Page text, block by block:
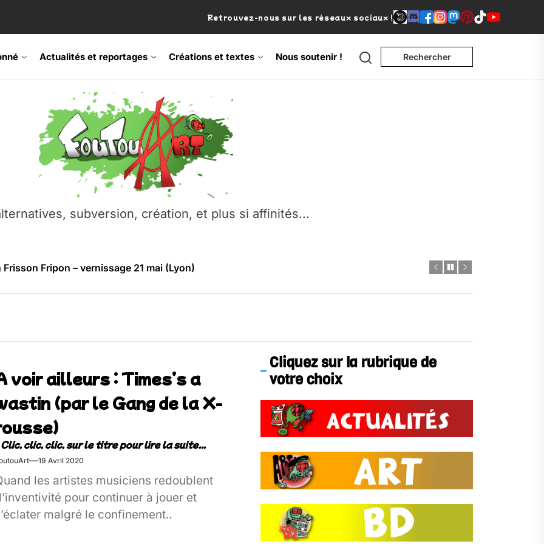
Retrouvez-nous sur les réseaux sociaux !
Actualités et reportages Créations et textes Nous soutenir ! Search Rechercher
subversion, création, et plus si affinités...
Frisson Fripon – vernissage 21 mai (Lyon)
Festival – Samedi 18 juillet (Vaulx-en-Velin)
– Ŝtono, un livre réalisé par Michaël Moretti & Pierre Lacôte
contre l’A412 à l’Établi (Haute-Savoie)
Fripon – vernissage 21 mai (Lyon)
Festival – Samedi 18 juillet (Vaulx-en-Velin)
voir ailleurs : Times’s a
(par le Gang de la X-
19 Avril 2020
les artistes musiciens redoublent
pour continuer à jouer et
malgré le confinement..
Cliquez sur la rubrique de
votre choix